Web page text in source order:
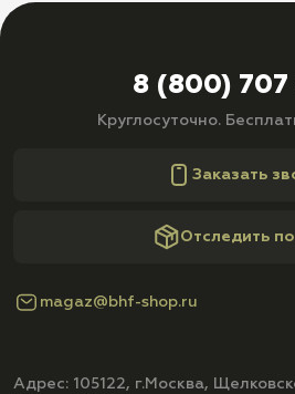
8 (800) 707
Круглосуточно.
Заказать
Отследить
magaz@bhf-shop.ru
Адрес: 105122, г.Москва,